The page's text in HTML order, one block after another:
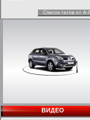
Список тегов от А-
ВИДЕО